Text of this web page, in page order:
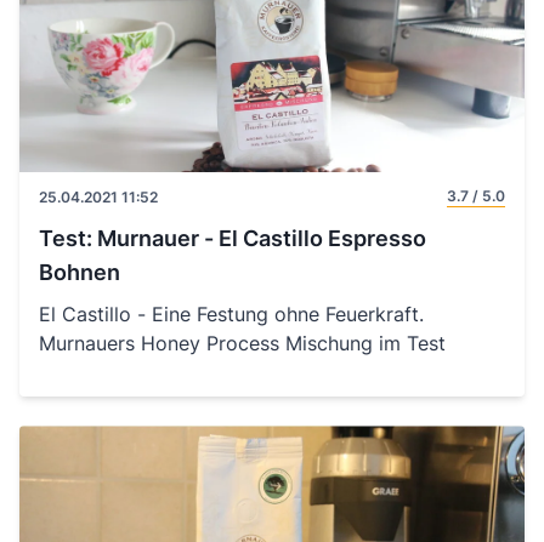
25.04.2021 11:52 3.7 / 5.0
Test: Murnauer - El Castillo Espresso
Bohnen
El Castillo - Eine Festung ohne Feuerkraft.
Murnauers Honey Process Mischung im Test